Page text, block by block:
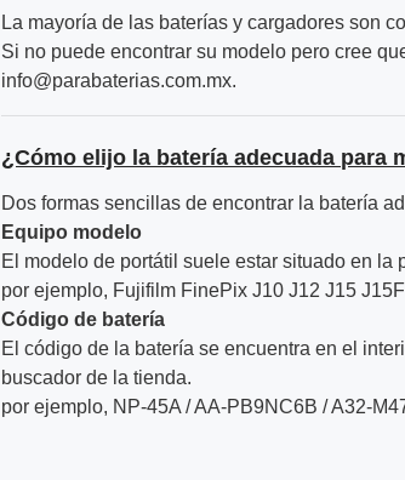
La mayoría de las baterías y cargadores son
Si no puede encontrar su modelo pero cree
info@parabaterias.com.mx.
¿Cómo elijo la batería adecuada para
Dos formas sencillas de encontrar la batería
Equipo modelo
El modelo de portátil suele estar situado en
por ejemplo, Fujifilm FinePix J10 J12 J15
Código de batería
El código de la batería se encuentra en el
buscador de la tienda.
por ejemplo, NP-45A / AA-PB9NC6B / A32-